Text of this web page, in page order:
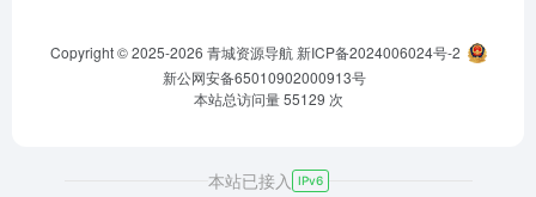
Copyright © 2025-2026 青城资源导航 新ICP备2024006024号-2
新公网安备65010902000913号
本站总访问量55129 次
本站已接入 IPv6
今日热榜